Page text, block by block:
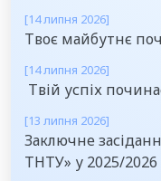
[14 липня 2026]
Твоє майбутнє
[14 липня 2026]
Твій успіх
[13 липня 2026]
Заключне
ТНТУ» у 2025/